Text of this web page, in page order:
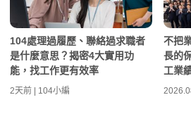
104處理過履歷、聯絡過求職者
是什麼意思？揭密4大實用功
能，找工作更有效率
2天前 | 104小編
不把
長的
工業